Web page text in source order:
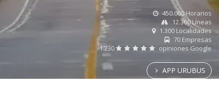
450.000 Horarios
12.300 Líneas
1.300 Localidades
70 Empresas
1.230
opiniones Google
APP URUBUS